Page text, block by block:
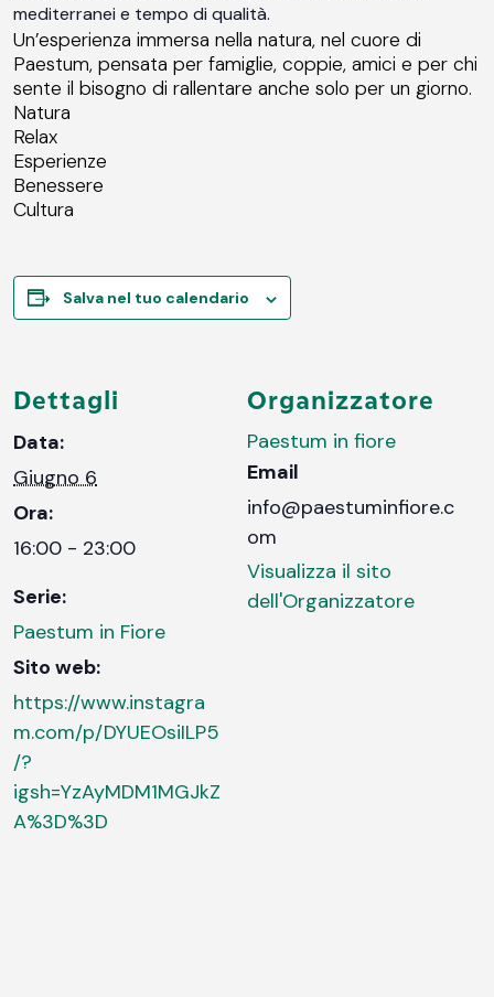
mediterranei e tempo di qualità.
Un’esperienza immersa nella natura, nel cuore di
Paestum, pensata per famiglie, coppie, amici e per chi
sente il bisogno di rallentare anche solo per un giorno.
Natura
Relax
Esperienze
Benessere
Cultura
Salva nel tuo calendario
Dettagli
Data:
Giugno 6
Ora:
16:00 - 23:00
Serie:
Paestum in Fiore
Sito web:
https://www.instagra
m.com/p/DYUEOsiILP5
/?
igsh=YzAyMDM1MGJkZ
A%3D%3D
Organizzatore
Paestum in fiore
Email
info@paestuminfiore.c
om
Visualizza il sito
dell'Organizzatore